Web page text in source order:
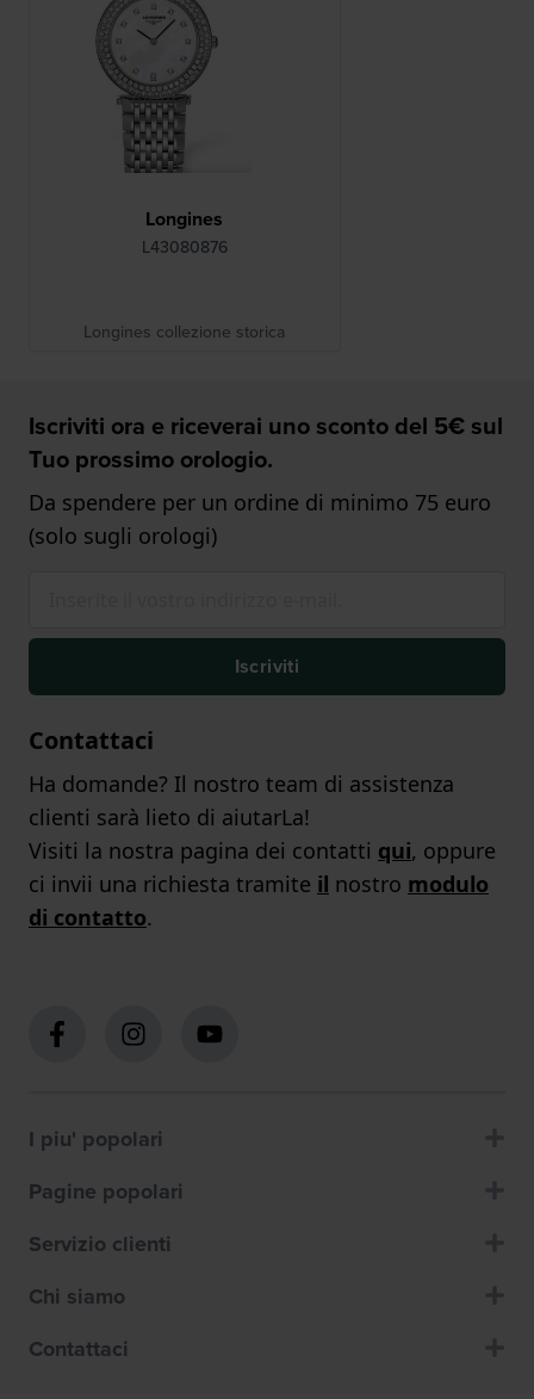
Longines
L43080876
Longines collezione storica
Iscriviti ora e riceverai uno sconto del 5€ sul
Tuo prossimo orologio.
Da spendere per un ordine di minimo 75 euro
(solo sugli orologi)
Iscriviti
Contattaci
Ha domande? Il nostro team di assistenza
clienti sarà lieto di aiutarLa!
Visiti la nostra pagina dei contatti qui, oppure
ci invii una richiesta tramite il nostro modulo
di contatto.
I piu' popolari
Pagine popolari
Servizio clienti
Chi siamo
Contattaci